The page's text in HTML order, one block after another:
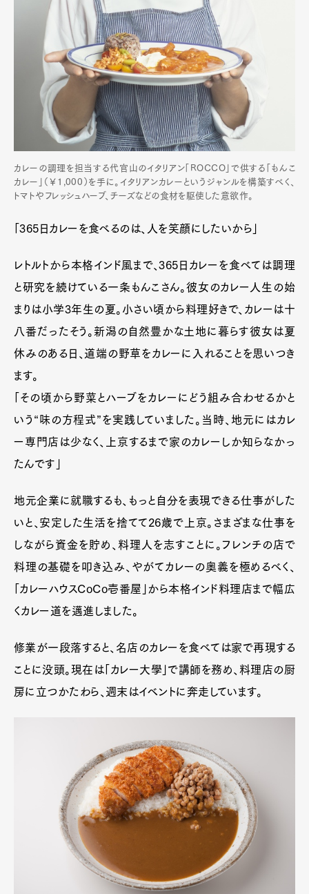
カレーの調理を担当する代官山のイタリアン「ROCCO」で供する「もんこ
カレー」（￥1,000）を手に。イタリアンカレーというジャンルを構築すべく、
トマトやフレッシュハーブ、チーズなどの食材を駆使した意欲作。
「365日カレーを食べるのは、人を笑顔にしたいから」
レトルトから本格インド風まで、365日カレーを食べては調理
と研究を続けている一条もんこさん。彼女のカレー人生の始
まりは小学3年生の夏。小さい頃から料理好きで、カレーは十
八番だったそう。新潟の自然豊かな土地に暮らす彼女は夏
休みのある日、道端の野草をカレーに入れることを思いつき
ます。
「その頃から野菜とハーブをカレーにどう組み合わせるかと
いう“味の方程式”を実践していました。当時、地元にはカレ
ー専門店は少なく、上京するまで家のカレーしか知らなかっ
たんです」
地元企業に就職するも、もっと自分を表現できる仕事がした
いと、安定した生活を捨てて26歳で上京。さまざまな仕事を
しながら資金を貯め、料理人を志すことに。フレンチの店で
料理の基礎を叩き込み、やがてカレーの奥義を極めるべく、
「カレーハウスCoCo壱番屋」から本格インド料理店まで幅広
くカレー道を邁進しました。
修業が一段落すると、名店のカレーを食べては家で再現する
ことに没頭。現在は「カレー大學」で講師を務め、料理店の厨
房に立つかたわら、週末はイベントに奔走しています。